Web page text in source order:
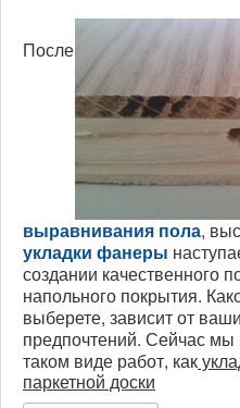
После
выравнивания пола,
укладки фанеры
создании качественного
напольного покрытия.
выберете, зависит от
предпочтений. Сейчас
таком виде работ, как
паркетной доски